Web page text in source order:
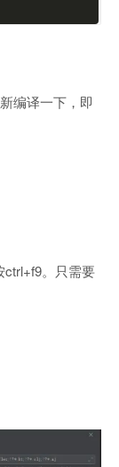
编译一下，即
ctrl+f9。只需要